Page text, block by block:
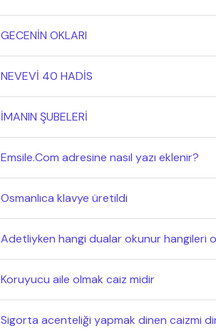
GECENİN OKLARI
NEVEVİ 40 HADİS
İMANIN ŞUBELERİ
Emsile.Com adresine nasıl yazı eklenir?
Osmanlıca klavye üretildi
Adetliyken hangi dualar okunur hangileri
Koruyucu aile olmak caiz midir
Sigorta acenteliği yapmak dinen caizmi